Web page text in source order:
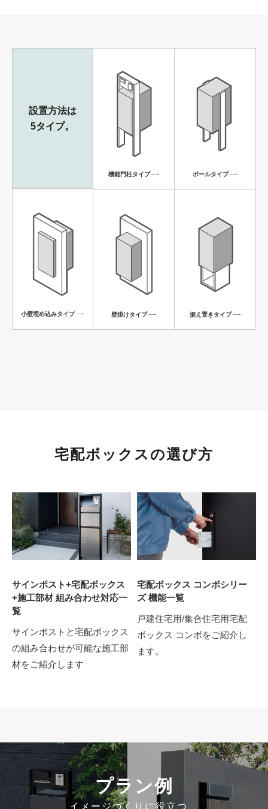
設置方法は
5タイプ。
機能門柱タイプ ポールタイプ
小壁埋め込みタイプ 壁掛けタイプ 据え置きタイプ
宅配ボックスの選び方
サインポスト+宅配ボックス
+施工部材 組み合わせ対応一
覧
サインポストと宅配ボックス
の組み合わせが可能な施工部
材をご紹介します
宅配ボックス コンボシリー
ズ 機能一覧
戸建住宅用/集合住宅用宅配
ボックス コンボをご紹介し
ます。
プラン例
イメージづくりに役立つ、